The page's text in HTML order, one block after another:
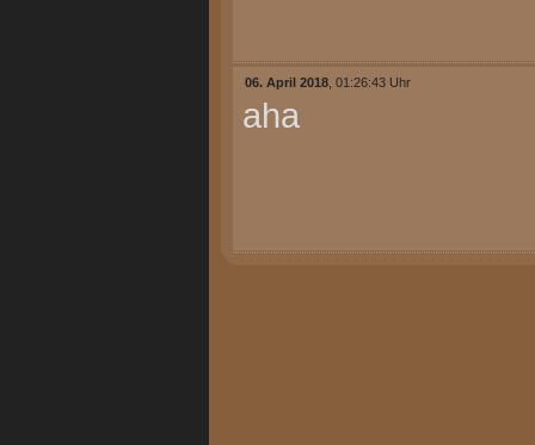
06. April 2018 , 01:26:43 Uhr
aha